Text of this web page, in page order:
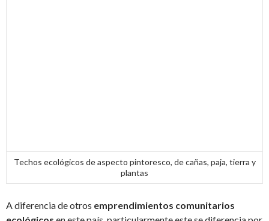
Techos ecológicos de aspecto pintoresco, de cañas, paja, tierra y
plantas
A diferencia de otros emprendimientos comunitarios